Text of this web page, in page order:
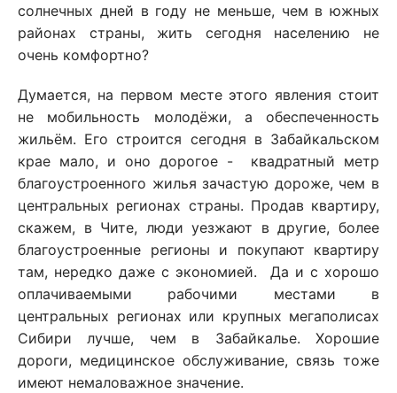
солнечных дней в году не меньше, чем в южных
районах страны, жить сегодня населению не
очень комфортно?
Думается, на первом месте этого явления стоит
не мобильность молодёжи, а обеспеченность
жильём. Его строится сегодня в Забайкальском
крае мало, и оно дорогое - квадратный метр
благоустроенного жилья зачастую дороже, чем в
центральных регионах страны. Продав квартиру,
скажем, в Чите, люди уезжают в другие, более
благоустроенные регионы и покупают квартиру
там, нередко даже с экономией. Да и с хорошо
оплачиваемыми рабочими местами в
центральных регионах или крупных мегаполисах
Сибири лучше, чем в Забайкалье. Хорошие
дороги, медицинское обслуживание, связь тоже
имеют немаловажное значение.